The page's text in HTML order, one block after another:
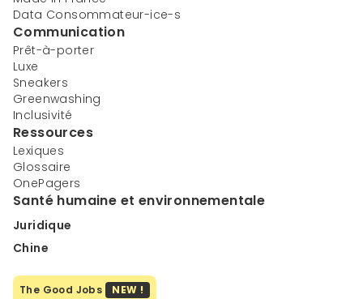
Data Consommateur-ice-s
Communication
Prêt-à-porter
Luxe
Sneakers
Greenwashing
Inclusivité
Ressources
Lexiques
Glossaire
OnePagers
Santé humaine et environnementale
Juridique
Chine
The Good Jobs NEW !